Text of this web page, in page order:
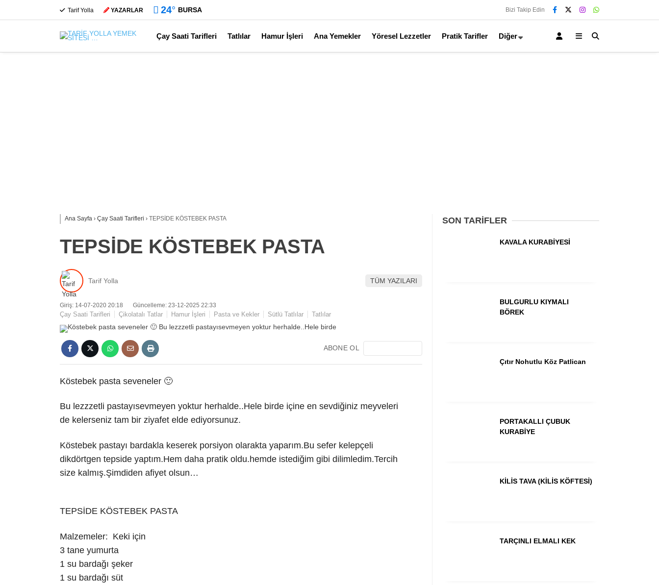
Tatlılar
Hamur İşleri
Pratik Tarifler
Tarif Yolla YAZARLAR 24° BURSA Bizi Takip Edin
Çay Saati Tarifleri Tatlılar Hamur İşleri Ana Yemekler Yöresel Lezzetler Pratik Tarifler Diğer
Ana Sayfa › Çay Saati Tarifleri › TEPSİDE KÖSTEBEK PASTA
TEPSİDE KÖSTEBEK PASTA
Tarif Yolla TÜM YAZILARI
Giriş: 14-07-2020 20:18 Güncelleme: 23-12-2025 22:33
Çay Saati Tarifleri Çikolatalı Tatlar Hamur İşleri Pasta ve Kekler Sütlü Tatlılar Tatlılar
ABONE OL
Köstebek pasta seveneler 🙂
Bu lezzzetli pastayısevmeyen yoktur herhalde..Hele birde içine en sevdiğiniz meyveleri
de kelerseniz tam bir ziyafet elde ediyorsunuz.
Köstebek pastayı bardakla keserek porsiyon olarakta yaparım.Bu sefer kelepçeli
dikdörtgen tepside yaptım.Hem daha pratik oldu.hemde istediğim gibi dilimledim.Tercih
size kalmış.Şimdiden afiyet olsun…
TEPSİDE KÖSTEBEK PASTA
Malzemeler: Keki için
3 tane yumurta
1 su bardağı şeker
1 su bardağı süt
SON TARİFLER
KAVALA KURABİYESİ
BULGURLU KIYMALI
BÖREK
Çıtır Nohutlu Köz Patlican
PORTAKALLI ÇUBUK
KURABİYE
KİLİS TAVA (KİLİS KÖFTESİ)
TARÇINLI ELMALI KEK